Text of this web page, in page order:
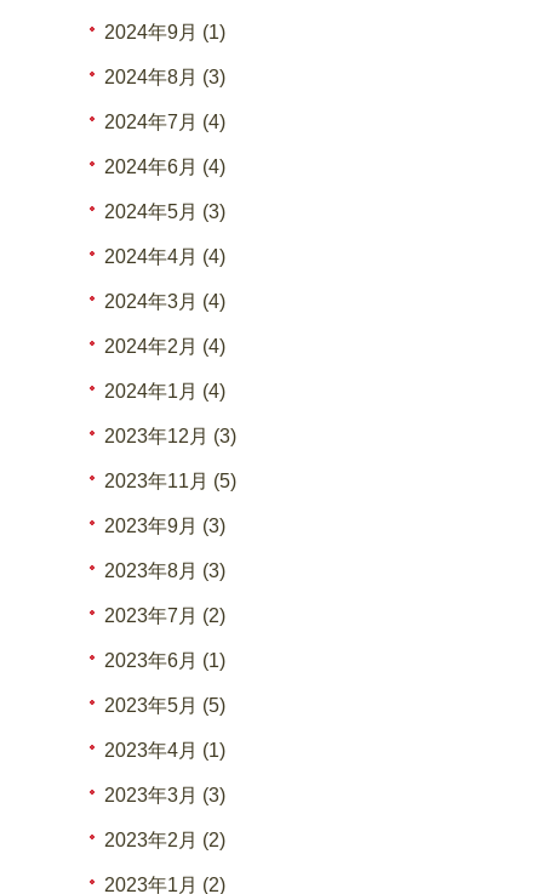
2024年9月 (1)
2024年8月 (3)
2024年7月 (4)
2024年6月 (4)
2024年5月 (3)
2024年4月 (4)
2024年3月 (4)
2024年2月 (4)
2024年1月 (4)
2023年12月 (3)
2023年11月 (5)
2023年9月 (3)
2023年8月 (3)
2023年7月 (2)
2023年6月 (1)
2023年5月 (5)
2023年4月 (1)
2023年3月 (3)
2023年2月 (2)
2023年1月 (2)